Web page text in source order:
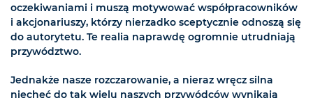
oczekiwaniami i muszą motywować współpracowników
i akcjonariuszy, którzy nierzadko sceptycznie odnoszą się
do autorytetu. Te realia naprawdę ogromnie utrudniają
przywództwo.
Jednakże nasze rozczarowanie, a nieraz wręcz silna
niechęć do tak wielu naszych przywódców wynikają